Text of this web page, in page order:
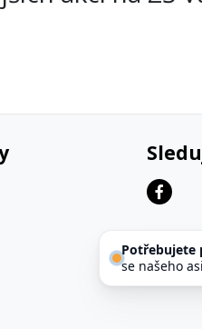
Potřebujete
se našeho